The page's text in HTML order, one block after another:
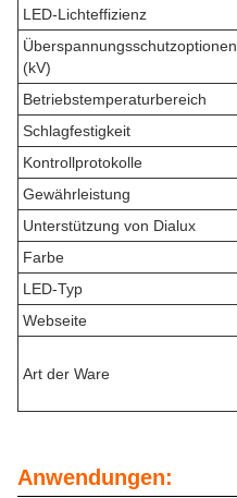
LED-Lichteffizienz
Überspannungsschutzoptionen
(kV)
Betriebstemperaturbereich
Schlagfestigkeit
Kontrollprotokolle
Gewährleistung
Unterstützung von Dialux
Farbe
LED-Typ
Webseite
Art der Ware
Anwendungen: